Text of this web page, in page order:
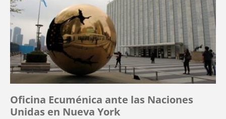
Oficina Ecuménica ante las Naciones
Unidas en Nueva York